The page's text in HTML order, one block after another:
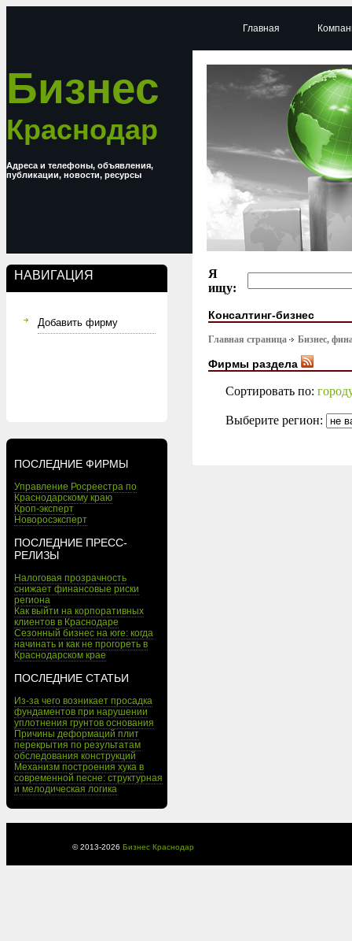
Бизнес
Краснодар
Адреса и телефоны, объявления,
публикации, новости, ресурсы
НАВИГАЦИЯ
Добавить фирму
ПОСЛЕДНИЕ ФИРМЫ
Управление Росреестра по
Краснодарскому краю
Кроп-эксперт
Новоросэксперт
ПОСЛЕДНИЕ ПРЕСС-
РЕЛИЗЫ
Налоговая прозрачность
снижает финансовые риски
региона
Как выйти на корпоративных
клиентов в Краснодаре
Сезонный бизнес на юге: когда
начинать и как не прогореть в
Краснодарском крае
ПОСЛЕДНИЕ СТАТЬИ
Из-за чего возникает просадка
фундаментов при нарушении
уплотнения грунтов основания
Причины деформаций плит
перекрытия по результатам
обследования конструкций
Механизм построения хука в
современной песне: структурная
и мелодическая логика
Главная
Я
ищу:
Консалтинг-бизнес
Главная страница Бизнес,
Фирмы раздела
Сортировать по:
Выберите регион:
© 2013-2026 Бизнес Краснодар